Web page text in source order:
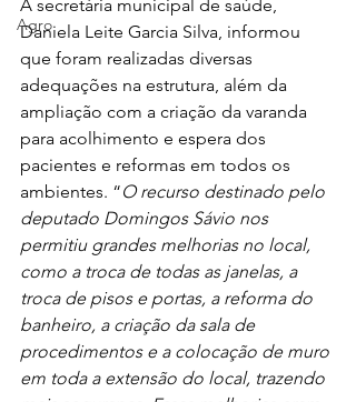
Agro
A secretária municipal de saúde,
Daniela Leite Garcia Silva, informou
que foram realizadas diversas
adequações na estrutura, além da
ampliação com a criação da varanda
para acolhimento e espera dos
pacientes e reformas em todos os
ambientes. “O recurso destinado pelo
deputado Domingos Sávio nos
permitiu grandes melhorias no local,
como a troca de todas as janelas, a
troca de pisos e portas, a reforma do
banheiro, a criação da sala de
procedimentos e a colocação de muro
em toda a extensão do local, trazendo